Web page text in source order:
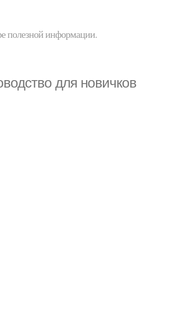
полезной информации.
для новичков